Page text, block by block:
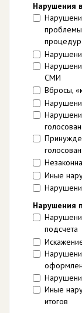
Нарушения
процедур
СМИ
Вбросы,
Иные
Нарушения
подсчета
Иные
итогов